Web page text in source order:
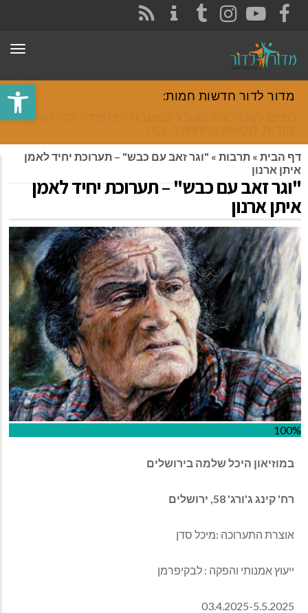
פתח
FACEBOOK
YOUTUBE
INSTAGRAM
TUMBLR
מדור לדור חדשות חמות:
רוצים להכיר את האוכל במטבח הצרפתי? דברו איתי
דף הבית » תרבות » "וגר זאב עם כבש" – תערוכת יחיד לאמן
איתן ארנון
"וגר זאב עם כבש" – תערוכת יחיד לאמן
איתן ארנון
100%
במוזיאון היכלשלמה בירושלים
רח' קינג ג'ורג' 58, ירושלים
אוצרת התערוכה :מיכל סדן
ייעוץ אמנותי והפקה : לבקיפרמן
03.4.2025-5.5.2025